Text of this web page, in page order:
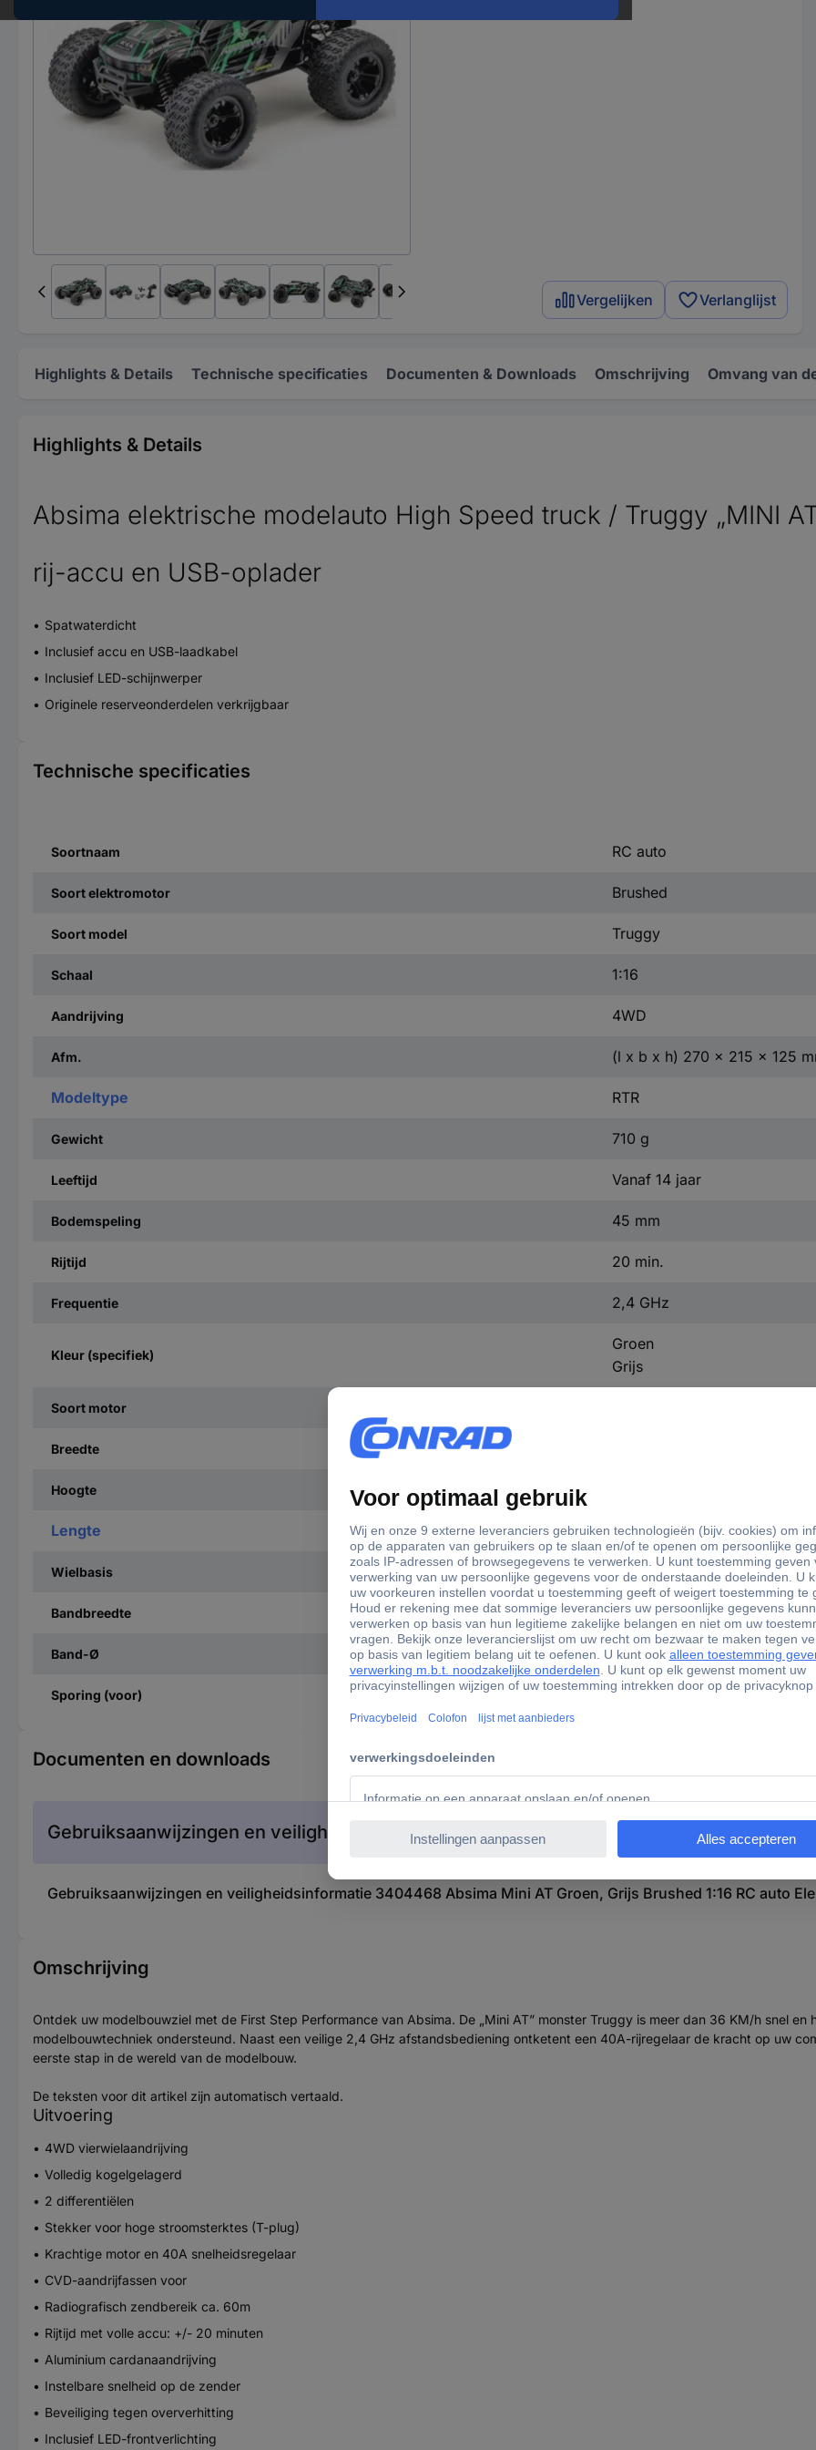
Vergelijken Verlanglijst
Highlights & Details Technische specificaties Documenten & Downloads Omschrijving Omvang van
Highlights & Details
Absima elektrische modelauto High Speed truck / Truggy „MINI
rij-accu en USB-oplader
Spatwaterdicht
Inclusief accu en USB-laadkabel
Inclusief LED-schijnwerper
Originele reserveonderdelen verkrijgbaar
Technische specificaties
Soortnaam RC auto
Soort elektromotor Brushed
Soort model Truggy
Schaal 1:16
Aandrijving 4WD
Afm. (l x b x h) 270 x 215 x 125
Modeltype RTR
Gewicht 710 g
Leeftijd Vanaf 14 jaar
Bodemspeling 45 mm
Rijtijd 20 min.
Frequentie 2,4 GHz
Kleur (specifiek)
Groen
Grijs
Soort motor
Breedte
Hoogte
Lengte 270 mm
Wielbasis 175 mm
Bandbreedte 40 mm
Band-Ø 80 mm
Sporing (voor) 175 mm
Documenten en downloads
Gebruiksaanwijzingen en veiligheidsinformatie
Gebruiksaanwijzingen en veiligheidsinformatie 3404468 Absima Mini AT Groen, Grijs Brushed 1:16 RC auto
Omschrijving
Ontdek uw modelbouwziel met de First Step Performance van Absima. De „Mini AT” monster Truggy is meer dan 36 KM/h snel
modelbouwtechniek ondersteund. Naast een veilige 2,4 GHz afstandsbediening ontketent een 40A-rijregelaar de kracht op uw
eerste stap in de wereld van de modelbouw.
De teksten voor dit artikel zijn automatisch vertaald.
Uitvoering
4WD vierwielaandrijving
Volledig kogelgelagerd
2 differentiëlen
Stekker voor hoge stroomsterktes (T-plug)
Krachtige motor en 40A snelheidsregelaar
CVD-aandrijfassen voor
Radiografisch zendbereik ca. 60m
Rijtijd met volle accu: +/- 20 minuten
Aluminium cardanaandrijving
Instelbare snelheid op de zender
Beveiliging tegen oververhitting
Inclusief LED-frontverlichting